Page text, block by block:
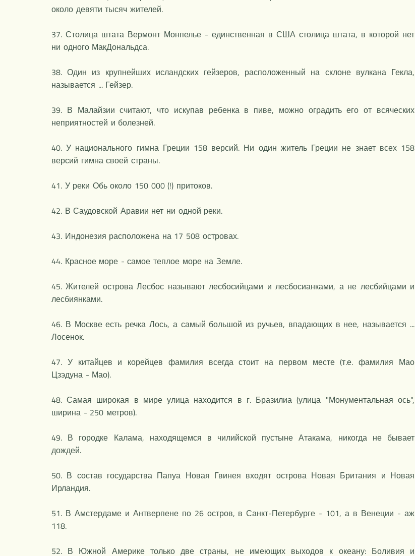
около девяти тысяч жителей.
37. Столица штата Вермонт Монпелье - единственная в США столица штата, в которой нет
ни одного МакДональдса.
38. Один из крупнейших исландских гейзеров, расположенный на склоне вулкана Гекла,
называется ... Гейзер.
39. В Малайзии считают, что искупав ребенка в пиве, можно оградить его от всяческих
неприятностей и болезней.
40. У национального гимна Греции 158 версий. Ни один житель Греции не знает всех 158
версий гимна своей страны.
41. У реки Обь около 150 000 (!) притоков.
42. В Саудовской Аравии нет ни одной реки.
43. Индонезия расположена на 17 508 островах.
44. Красное море - самое теплое море на Земле.
45. Жителей острова Лесбос называют лесбосийцами и лесбосианками, а не лесбийцами и
лесбиянками.
46. В Москве есть речка Лось, а самый большой из ручьев, впадающих в нее, называется ...
Лосенок.
47. У китайцев и корейцев фамилия всегда стоит на первом месте (т.е. фамилия Мао
Цзэдуна - Мао).
48. Самая широкая в мире улица находится в г. Бразилиа (улица "Монументальная ось",
ширина - 250 метров).
49. В городке Калама, находящемся в чилийской пустыне Атакама, никогда не бывает
дождей.
50. В состав государства Папуа Новая Гвинея входят острова Новая Британия и Новая
Ирландия.
51. В Амстердаме и Антверпене по 26 остров, в Санкт-Петербурге - 101, а в Венеции - аж
118.
52. В Южной Америке только две страны, не имеющих выходов к океану: Боливия и